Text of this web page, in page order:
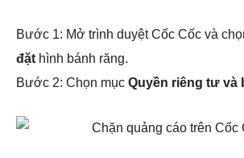
Bước 1: Mở trình duyệt Cốc Cốc và
đặt hình bánh răng.
Bước 2: Chọn mục Quyền riêng tư và